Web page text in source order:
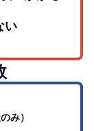
い
み）